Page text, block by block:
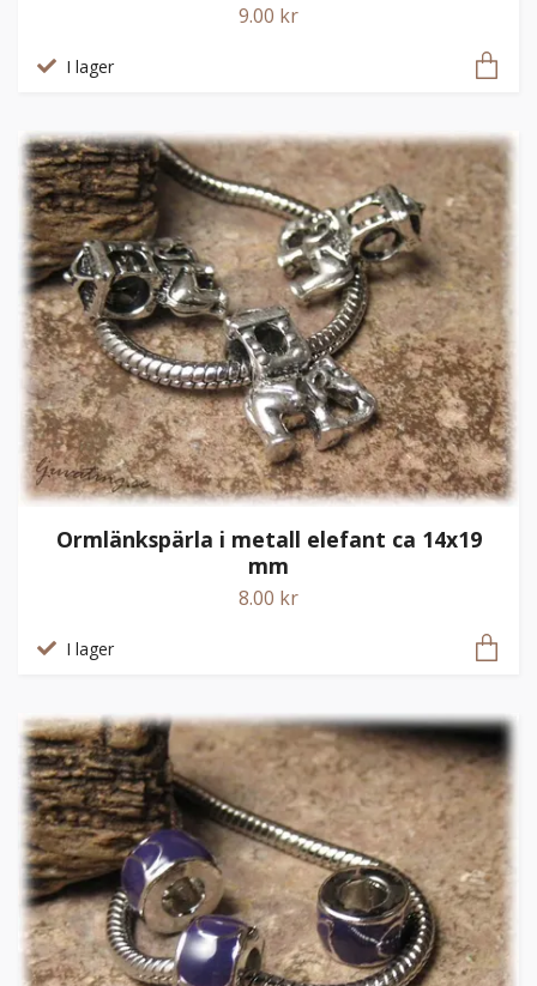
9.00 kr
I lager
Ormlänkspärla i metall elefant ca 14x19
mm
8.00 kr
I lager